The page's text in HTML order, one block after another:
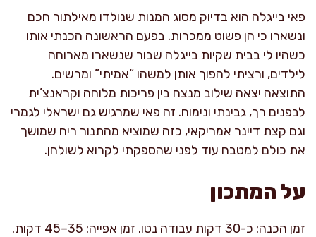
פאי בייגלה הוא בדיוק מסוג המנות שנולדו מאילתור חכם
ונשארו כי הן פשוט ממכרות. בפעם הראשונה הכנתי אותו
כשהיו לי בבית שקיות בייגלה שבור שנשארו מארוחה
לילדים, ורציתי להפוך אותן למשהו “אמיתי” ומרשים.
התוצאה יצאה שילוב מנצח בין פריכות מלוחה וקראנצ’ית
לבפנים רך, גבינתי ונימוח. זה פאי שמרגיש גם ישראלי לגמרי
וגם קצת דיינר אמריקאי, כזה שמוציא מהתנור ריח שמושך
את כולם למטבח עוד לפני שהספקתי לקרוא לשולחן.
על המתכון
זמן הכנה: כ-30 דקות עבודה נטו. זמן אפייה: 35–45 דקות.